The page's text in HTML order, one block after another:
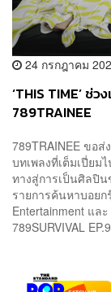
24 กรกฎาคม
‘THIS TIME’ ช่
789TRAINEE
789TRAINEE ขอ
บทเพลงที่เต็มเปี่ยม
ทางสู่การเป็นศิลปิน
รายการค้นหาบอยก
Entertainment แล
789SURVIVAL